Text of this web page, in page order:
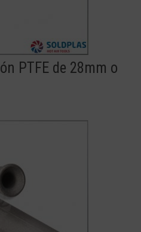
PTFE de 28mm o